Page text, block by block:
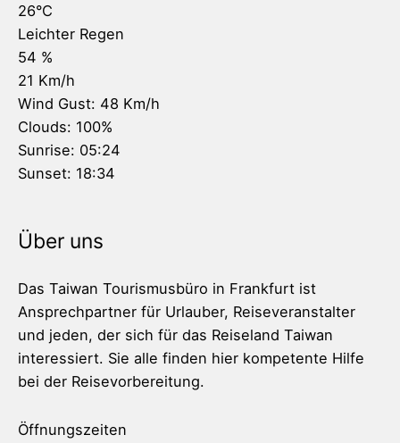
26°C
Leichter Regen
54 %
21 Km/h
Wind Gust: 48 Km/h
Clouds: 100%
Sunrise: 05:24
Sunset: 18:34
Über uns
Das Taiwan Tourismusbüro in Frankfurt ist
Ansprechpartner für Urlauber, Reiseveranstalter
und jeden, der sich für das Reiseland Taiwan
interessiert. Sie alle finden hier kompetente Hilfe
bei der Reisevorbereitung.
Öffnungszeiten